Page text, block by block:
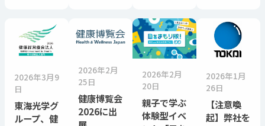
2026年3月9
日
東海光学グ
ループ、健
2026年2月
25日
健康博覧会
2026に出
2026年2月
20日
親子で学ぶ
体験型イベ
2026年1月
26日
【注意喚
起】弊社を